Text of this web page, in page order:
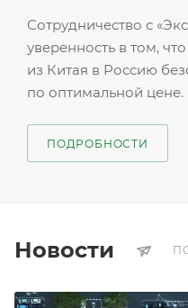
Сотрудничество с
уверенность в том,
из Китая в Россию
по оптимальной цене.
ПОДРОБНОСТИ
Новости